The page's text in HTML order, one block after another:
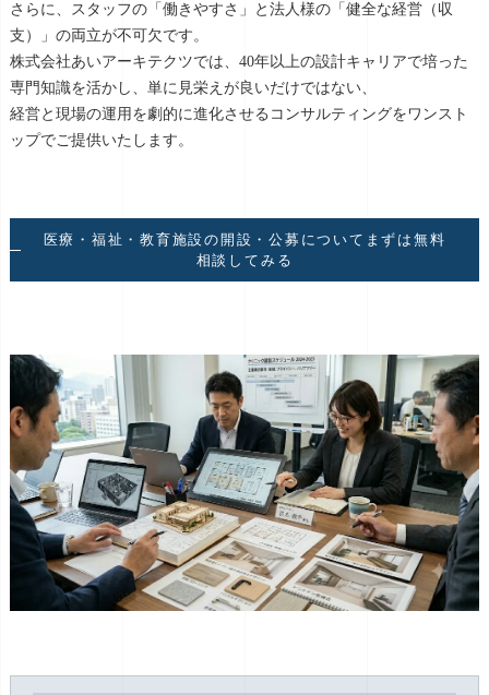
さらに、スタッフの「働きやすさ」と法人様の「健全な経営（収
支）」の両立が不可欠です。
株式会社あいアーキテクツでは、40年以上の設計キャリアで培った
専門知識を活かし、単に見栄えが良いだけではない、
経営と現場の運用を劇的に進化させるコンサルティングをワンスト
ップでご提供いたします。
医療・福祉・教育施設の開設・公募についてまずは無料
相談してみる